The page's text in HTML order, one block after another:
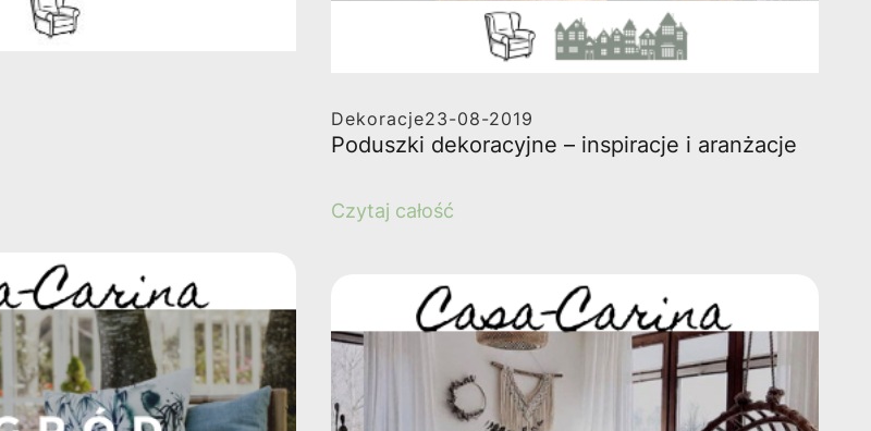
Dekoracje23-08-2019
Poduszki dekoracyjne – inspiracje i aranżacje
Czytaj całość